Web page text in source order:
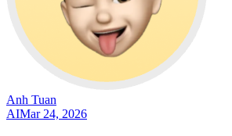
Anh Tuan
AIMar 24, 2026